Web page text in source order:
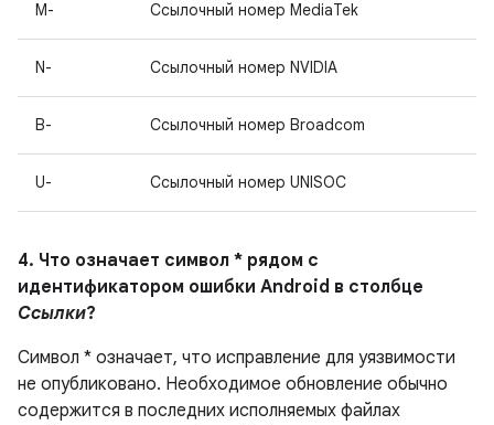
M- Ссылочный номер MediaTek
N- Ссылочный номер NVIDIA
B- Ссылочный номер Broadcom
U- Ссылочный номер UNISOC
4. Что означает символ * рядом с
идентификатором ошибки Android в столбце
Ссылки?
Символ * означает, что исправление для уязвимости
не опубликовано. Необходимое обновление обычно
содержится в последних исполняемых файлах